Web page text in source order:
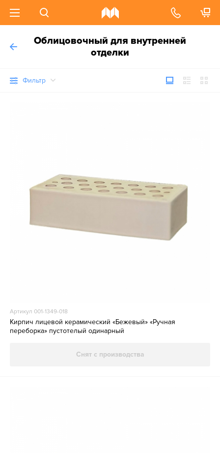
Облицовочный для внутренней
отделки
Фильтр
Артикул 001-1349-018
Кирпич лицевой керамический «Бежевый» «Ручная
переборка» пустотелый одинарный
Снят с производства